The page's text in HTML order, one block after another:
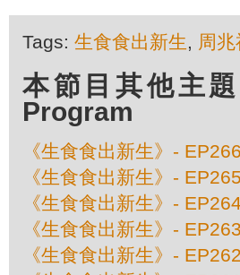
Tags: 生食食出新生, 周兆
本節目其他主
Program
《生食食出新生》-
《生食食出新生》-
《生食食出新生》-
《生食食出新生》-
《生食食出新生》-